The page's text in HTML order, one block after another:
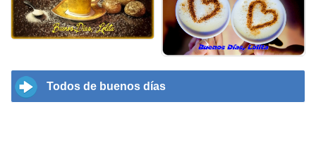
Todos de buenos días